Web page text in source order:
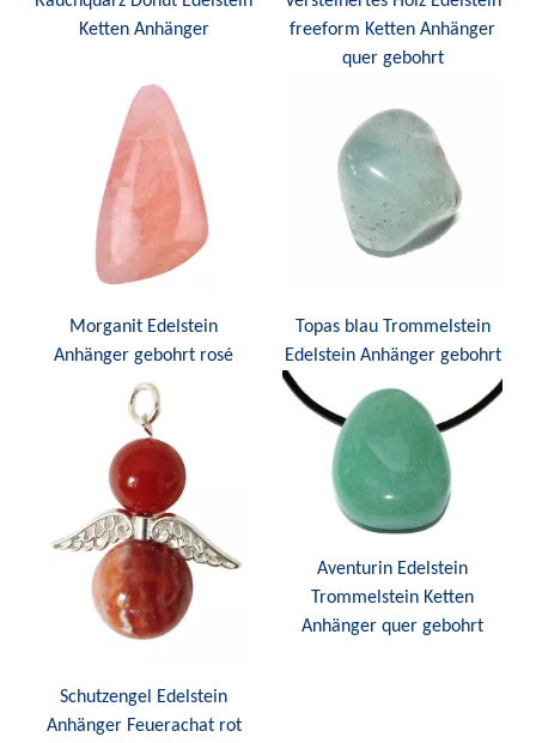
Ketten Anhänger
freeform Ketten Anhänger
quer gebohrt
Morganit Edelstein
Anhänger gebohrt rosé
Topas blau Trommelstein
Edelstein Anhänger gebohrt
Schutzengel Edelstein
Anhänger Feuerachat rot
Aventurin Edelstein
Trommelstein Ketten
Anhänger quer gebohrt